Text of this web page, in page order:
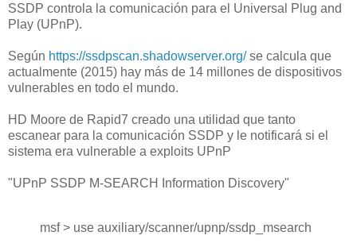
SSDP controla la comunicación para el Universal Plug and
Play (UPnP).
Según https://ssdpscan.shadowserver.org/se calcula que
actualmente (2015) hay más de 14 millones de dispositivos
vulnerables en todo el mundo.
HD Moore de Rapid7 creado una utilidad que tanto
escanear para la comunicación SSDP y le notificará si el
sistema era vulnerable a exploits UPnP
"UPnP SSDP M-SEARCH Information Discovery"
msf > use auxiliary/scanner/upnp/ssdp_msearch